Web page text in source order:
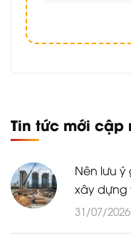
Tin tức mới cập
Nên lưu
xây dựng
31/07/2026